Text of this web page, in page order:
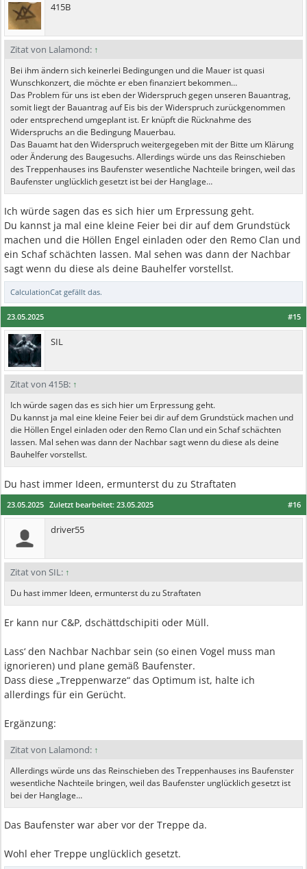
415B
Zitat von Lalamond: ↑
Bei ihm ändern sich keinerlei Bedingungen und die Mauer ist quasi
Wunschkonzert, die möchte er eben finanziert bekommen…
Das Problem für uns ist eben der Widerspruch gegen unseren Bauantrag,
somit liegt der Bauantrag auf Eis bis der Widerspruch zurückgenommen
oder entsprechend umgeplant ist. Er knüpft die Rücknahme des
Widerspruchs an die Bedingung Mauerbau.
Das Bauamt hat den Widerspruch weitergegeben mit der Bitte um Klärung
oder Änderung des Baugesuchs. Allerdings würde uns das Reinschieben
des Treppenhauses ins Baufenster wesentliche Nachteile bringen, weil das
Baufenster unglücklich gesetzt ist bei der Hanglage…
Ich würde sagen das es sich hier um Erpressung geht.
Du kannst ja mal eine kleine Feier bei dir auf dem Grundstück
machen und die Höllen Engel einladen oder den Remo Clan und
ein Schaf schächten lassen. Mal sehen was dann der Nachbar
sagt wenn du diese als deine Bauhelfer vorstellst.
CalculationCat gefällt das.
#15
23.05.2025
SIL
Zitat von 415B: ↑
Ich würde sagen das es sich hier um Erpressung geht.
Du kannst ja mal eine kleine Feier bei dir auf dem Grundstück machen und
die Höllen Engel einladen oder den Remo Clan und ein Schaf schächten
lassen. Mal sehen was dann der Nachbar sagt wenn du diese als deine
Bauhelfer vorstellst.
Du hast immer Ideen, ermunterst du zu Straftaten
#16
23.05.2025 Zuletzt bearbeitet: 23.05.2025
driver55
Zitat von SIL: ↑
Du hast immer Ideen, ermunterst du zu Straftaten
Er kann nur C&P, dschättdschipiti oder Müll.
Lass‘ den Nachbar Nachbar sein (so einen Vogel muss man
ignorieren) und plane gemäß Baufenster.
Dass diese „Treppenwarze“ das Optimum ist, halte ich
allerdings für ein Gerücht.
Ergänzung:
Zitat von Lalamond: ↑
Allerdings würde uns das Reinschieben des Treppenhauses ins Baufenster
wesentliche Nachteile bringen, weil das Baufenster unglücklich gesetzt ist
bei der Hanglage…
Das Baufenster war aber vor der Treppe da.
Wohl eher Treppe unglücklich gesetzt.